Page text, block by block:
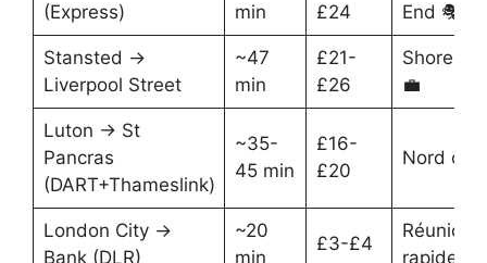
(Express)
min
£24
End 🎭
Stansted →
Liverpool Street
~47
min
£21-
£26
💼
Luton → St
Pancras
(DART+Thameslink)
~35-
45 min
£16-
£20
Nord
London City →
Bank (DLR)
~20
min
£3-£4
Réunions
rapides ⚡